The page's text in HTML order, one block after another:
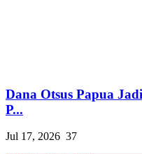
Dana Otsus Papua
P...
Jul 17, 2026 37